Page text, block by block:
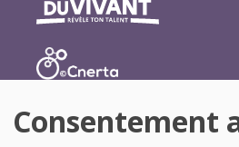
Consentement